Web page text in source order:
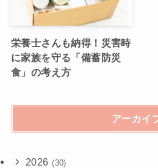
栄養士さんも納得！災害時
に家族を守る「備蓄防災
食」の考え方
アーカイ
2026 (30)